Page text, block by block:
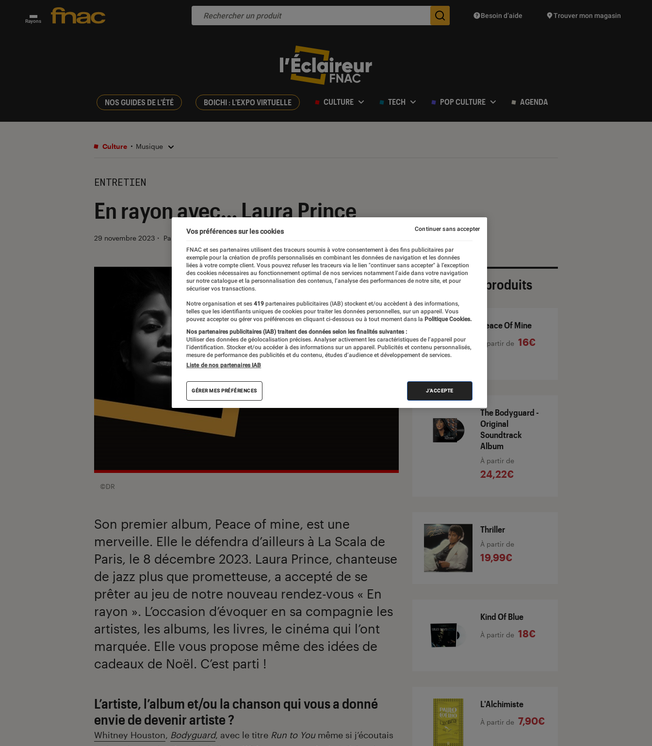
Rayons Des suggestions de produits vont vous être proposées
Besoin d’aide Trouver mon magasin
NOS GUIDES DE L'ÉTÉ BOICHI : L'EXPO VIRTUELLE CULTURE TECH POP CULTURE AGENDA
Culture Musique
ENTRETIEN
En rayon avec… Laura Prince
29 novembre 2023 ・ Par
©DR
Son premier album, Peace of mine, est une
merveille. Elle le défendra d’ailleurs à La Scala de
Paris, le 8 décembre 2023. Laura Prince, chanteuse
de jazz plus que prometteuse, a accepté de se
prêter au jeu de notre nouveau rendez-vous « En
rayon ». L’occasion d’évoquer en sa compagnie les
artistes, les albums, les livres, le cinéma qui l’ont
marquée. Elle vous propose même des idées de
cadeaux de Noël. C’est parti !
L’artiste, l’album et/ou la chanson qui vous a donné
envie de devenir artiste ?
Whitney Houston, Bodyguard, avec le titre Run to Youmême si j’écoutais
Sélection de produits
Peace Of Mine
À partir de 16€
The Bodyguard -
Original
Soundtrack
Album
À partir de
24,22€
Thriller
À partir de
19,99€
Kind Of Blue
À partir de 18€
L'Alchimiste
À partir de 7,90€
Vos préférences sur les cookies
FNAC et ses partenaires utilisent des traceurs soumis à votre consentement à des fins publicitaires par
exemple pour la création de profils personnalisés en combinant les données de navigation et les données
liées à votre compte client. Vous pouvez refuser les traceurs via le lien "continuer sans accepter" à l’exception
des cookies nécessaires au fonctionnement optimal de nos services notamment l’aide dans votre navigation
sur notre catalogue et la personnalisation des contenus, l’analyse des performances de notre site, et pour
sécuriser vos transactions.
Notre organisation et ses 419 partenaires publicitaires (IAB) stockent et/ou accèdent à des informations,
telles que les identifiants uniques de cookies pour traiter les données personnelles, sur un appareil. Vous
pouvez accepter ou gérer vos préférences en cliquant ci-dessous ou à tout moment dans la Politique Cookies.
Nos partenaires publicitaires (IAB) traitent des données selon les finalités suivantes :
Utiliser des données de géolocalisation précises. Analyser activement les caractéristiques de l’appareil pour
l’identification. Stocker et/ou accéder à des informations sur un appareil. Publicités et contenu personnalisés,
mesure de performance des publicités et du contenu, études d’audience et développement de services.
Liste de nos partenaires IAB
GÉRER MES PRÉFÉRENCES J'ACCEPTE
Continuer sans accepter